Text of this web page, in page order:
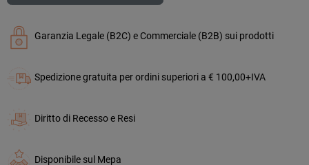
Garanzia Legale (B2C) e Commerciale (B2B) sui prodotti
Spedizione gratuita per ordini superiori a € 100,00+IVA
Diritto di Recesso e Resi
Disponibile sul Mepa